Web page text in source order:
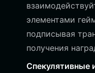
элементами
подписывая
получения
Спекулятивные